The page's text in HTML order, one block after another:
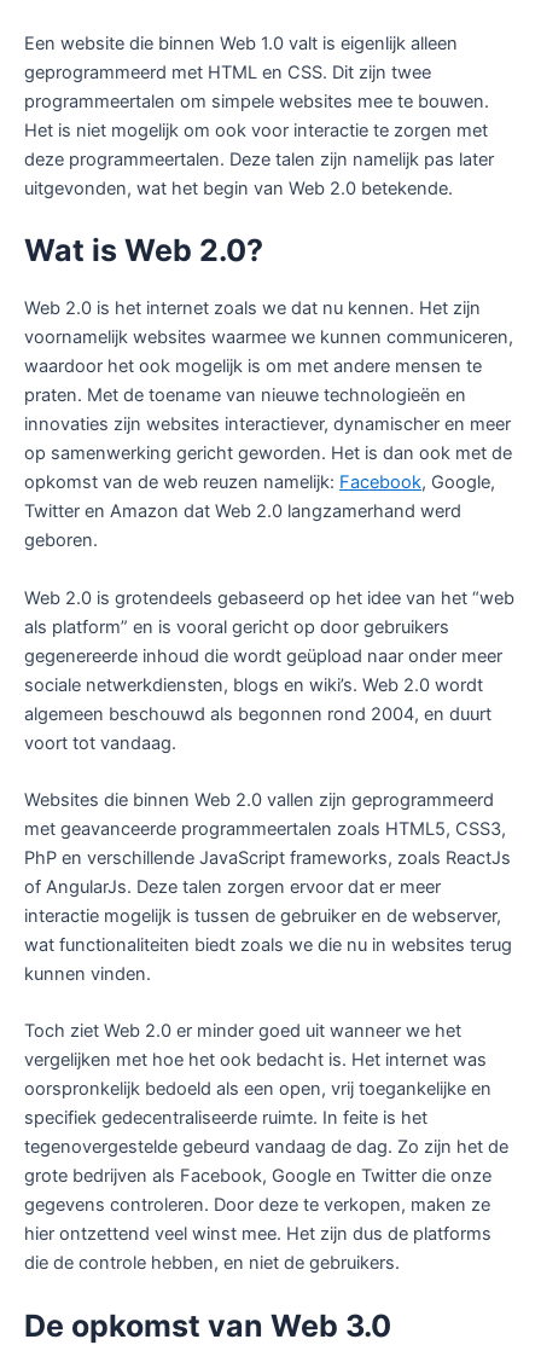
Een website die binnen Web 1.0 valt is eigenlijk alleen
geprogrammeerd met HTML en CSS. Dit zijn twee
programmeertalen om simpele websites mee te bouwen.
Het is niet mogelijk om ook voor interactie te zorgen met
deze programmeertalen. Deze talen zijn namelijk pas later
uitgevonden, wat het begin van Web 2.0 betekende.
Wat is Web 2.0?
Web 2.0 is het internet zoals we dat nu kennen. Het zijn
voornamelijk websites waarmee we kunnen communiceren,
waardoor het ook mogelijk is om met andere mensen te
praten. Met de toename van nieuwe technologieën en
innovaties zijn websites interactiever, dynamischer en meer
op samenwerking gericht geworden. Het is dan ook met de
opkomst van de web reuzen namelijk: Facebook, Google,
Twitter en Amazon dat Web 2.0 langzamerhand werd
geboren.
Web 2.0 is grotendeels gebaseerd op het idee van het “web
als platform” en is vooral gericht op door gebruikers
gegenereerde inhoud die wordt geüpload naar onder meer
sociale netwerkdiensten, blogs en wiki’s. Web 2.0 wordt
algemeen beschouwd als begonnen rond 2004, en duurt
voort tot vandaag.
Websites die binnen Web 2.0 vallen zijn geprogrammeerd
met geavanceerde programmeertalen zoals HTML5, CSS3,
PhP en verschillende JavaScript frameworks, zoals ReactJs
of AngularJs. Deze talen zorgen ervoor dat er meer
interactie mogelijk is tussen de gebruiker en de webserver,
wat functionaliteiten biedt zoals we die nu in websites terug
kunnen vinden.
Toch ziet Web 2.0 er minder goed uit wanneer we het
vergelijken met hoe het ook bedacht is. Het internet was
oorspronkelijk bedoeld als een open, vrij toegankelijke en
specifiek gedecentraliseerde ruimte. In feite is het
tegenovergestelde gebeurd vandaag de dag. Zo zijn het de
grote bedrijven als Facebook, Google en Twitter die onze
gegevens controleren. Door deze te verkopen, maken ze
hier ontzettend veel winst mee. Het zijn dus de platforms
die de controle hebben, en niet de gebruikers.
De opkomst van Web 3.0